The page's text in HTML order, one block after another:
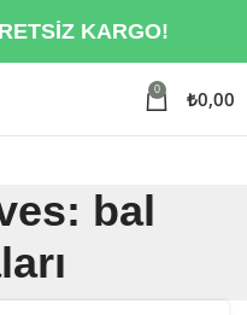
KARGO!
0 ₺0,00
bal